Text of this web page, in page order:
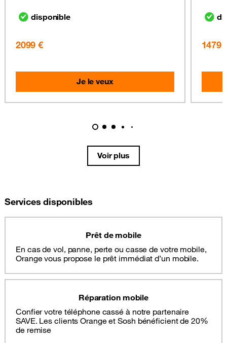
disponible
2099 €
Je le veux
1479
Voir plus
Services disponibles
Prêt de mobile
En cas de vol, panne, perte ou casse de votre mobile,
Orange vous propose le prêt immédiat d’un mobile.
Réparation mobile
Confier votre téléphone cassé à notre partenaire
SAVE. Les clients Orange et Sosh bénéficient de 20%
de remise